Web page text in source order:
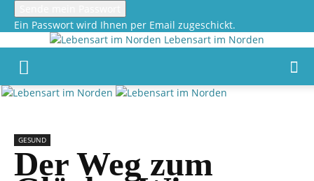
Ein Passwort wird Ihnen per Email zugeschickt.
Lebensart im Norden
GESUND
Der Weg zum